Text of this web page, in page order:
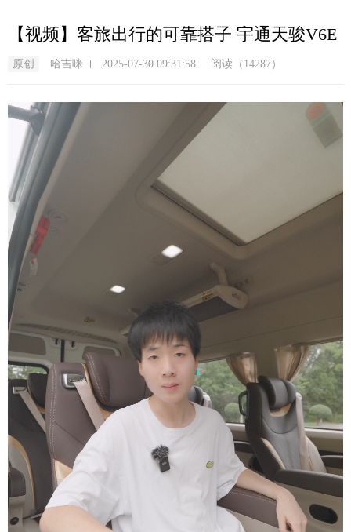
转
到
主
【视频】客旅出行的可靠搭子 宇通天骏V6E
原创 哈吉咪 2025-07-30 09:31:58 阅读（14287）